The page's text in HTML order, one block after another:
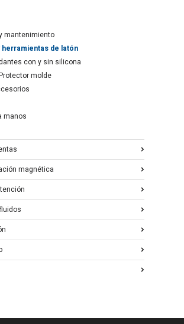
mantenimiento
herramientas de latón
con y sin silicona
molde
manos
magnética